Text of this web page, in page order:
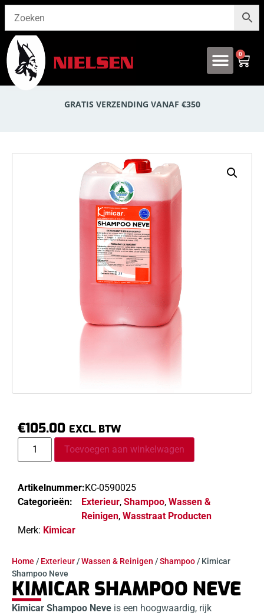
0
GRATIS VERZENDING VANAF €350
Home / Exterieur/Wassen & Reinigen /Shampoo/ Kimicar
Shampoo Neve
KIMICAR SHAMPOO NEVE
Kimicar Shampoo Neve is een hoogwaardig, rijk
€105.00 EXCL. BTW
Toevoegen aan winkelwagen
Artikelnummer:KC-0590025
Categorieën:
Exterieur, Shampoo, Wassen &
Reinigen, Wasstraat Producten
Merk: Kimicar